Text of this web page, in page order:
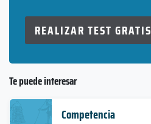
REALIZAR TEST GRATIS
Te puede interesar
Competencia